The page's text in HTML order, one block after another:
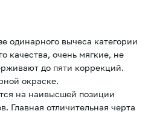
одинарного вычеса категории
качества, очень мягкие, не
до пяти коррекций.
окраске.
на наивысшей позиции
Главная отличительная черта